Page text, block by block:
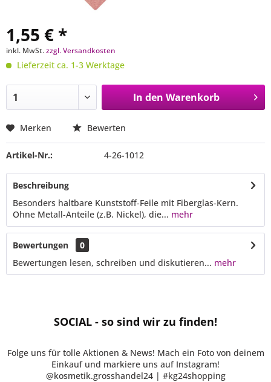
1,55 € *
inkl. MwSt.zzgl. Versandkosten
Lieferzeit ca. 1-3 Werktage
In den Warenkorb
Merken Bewerten
Artikel-Nr.: 4-26-1012
Beschreibung
Besonders haltbare Kunststoff-Feile mit Fiberglas-Kern.
Ohne Metall-Anteile (z.B. Nickel), die... mehr
Bewertungen
0
Bewertungen lesen, schreiben und diskutieren... mehr
SOCIAL - so sind wir zu finden!
Folge uns für tolle Aktionen & News! Mach ein Foto von deinem
Einkauf und markiere uns auf Instagram!
@kosmetik.grosshandel24 | #kg24shopping